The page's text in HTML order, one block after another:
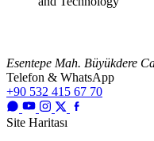
Esentepe Mah. Büyükdere
Telefon & WhatsApp
+90 532 415 67 70
Site Haritası